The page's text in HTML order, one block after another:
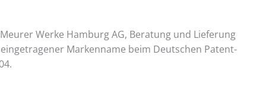
Werke Hamburg AG, Beratung und Lieferung
Markenname beim Deutschen Patent-